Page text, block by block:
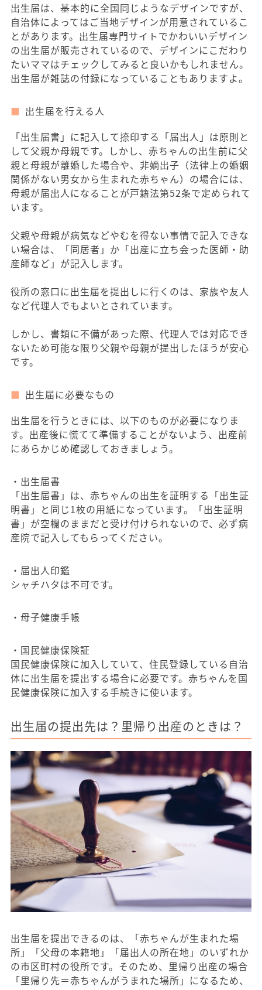
出生届は、基本的に全国同じようなデザインですが、
自治体によってはご当地デザインが用意されているこ
とがあります。出生届専門サイトでかわいいデザイン
の出生届が販売されているので、デザインにこだわり
たいママはチェックしてみると良いかもしれません。
出生届が雑誌の付録になっていることもありますよ。
出生届を行える人
「出生届書」に記入して捺印する「届出人」は原則と
して父親か母親です。しかし、赤ちゃんの出生前に父
親と母親が離婚した場合や、非嫡出子（法律上の婚姻
関係がない男女から生まれた赤ちゃん）の場合には、
母親が届出人になることが戸籍法第52条で定められて
います。
父親や母親が病気などやむを得ない事情で記入できな
い場合は、「同居者」か「出産に立ち会った医師・助
産師など」が記入します。
役所の窓口に出生届を提出しに行くのは、家族や友人
など代理人でもよいとされています。
しかし、書類に不備があった際、代理人では対応でき
ないため可能な限り父親や母親が提出したほうが安心
です。
出生届に必要なもの
出生届を行うときには、以下のものが必要になりま
す。出産後に慌てて準備することがないよう、出産前
にあらかじめ確認しておきましょう。
・出生届書
「出生届書」は、赤ちゃんの出生を証明する「出生証
明書」と同じ1枚の用紙になっています。「出生証明
書」が空欄のままだと受け付けられないので、必ず病
産院で記入してもらってください。
・届出人印鑑
シャチハタは不可です。
・母子健康手帳
・国民健康保険証
国民健康保険に加入していて、住民登録している自治
体に出生届を提出する場合に必要です。赤ちゃんを国
民健康保険に加入する手続きに使います。
出生届の提出先は？里帰り出産のときは？
出生届を提出できるのは、「赤ちゃんが生まれた場
所」「父母の本籍地」「届出人の所在地」のいずれか
の市区町村の役所です。そのため、里帰り出産の場合
「里帰り先＝赤ちゃんがうまれた場所」になるため、